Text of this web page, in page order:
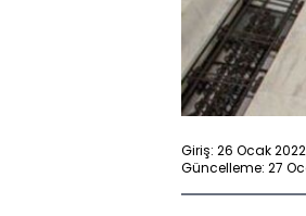
Giriş: 26 Ocak
Güncelleme: 27